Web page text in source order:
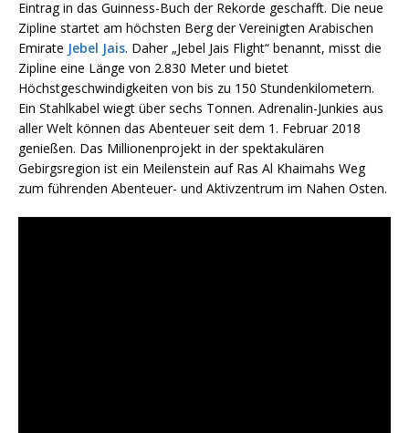
Eintrag in das Guinness-Buch der Rekorde geschafft. Die neue
Zipline startet am höchsten Berg der Vereinigten Arabischen
Emirate Jebel Jais. Daher „Jebel Jais Flight“ benannt, misst die
Zipline eine Länge von 2.830 Meter und bietet
Höchstgeschwindigkeiten von bis zu 150 Stundenkilometern.
Ein Stahlkabel wiegt über sechs Tonnen. Adrenalin-Junkies aus
aller Welt können das Abenteuer seit dem 1. Februar 2018
genießen. Das Millionenprojekt in der spektakulären
Gebirgsregion ist ein Meilenstein auf Ras Al Khaimahs Weg
zum führenden Abenteuer- und Aktivzentrum im Nahen Osten.